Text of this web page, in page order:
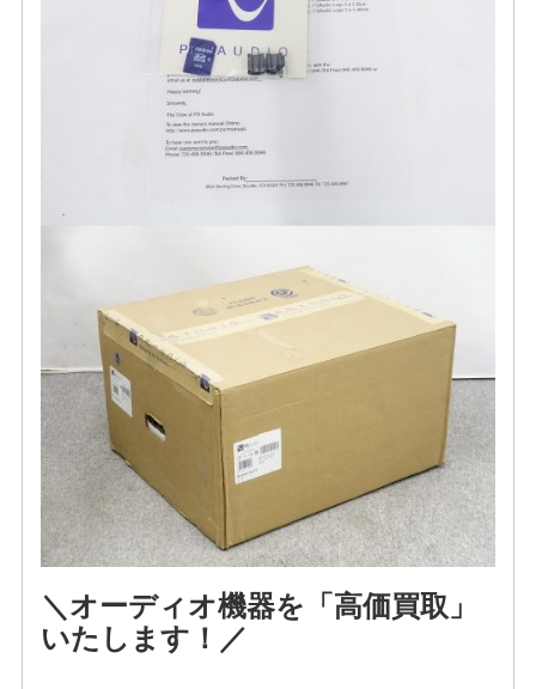
＼オーディオ機器を「高価買取」
いたします！／